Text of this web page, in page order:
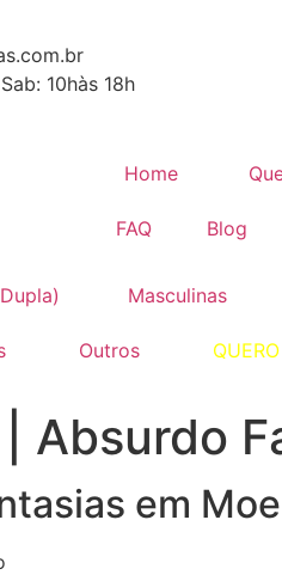
10hàs 18h
Home
FAQ Blog
Masculinas
Outros
Absurdo
em